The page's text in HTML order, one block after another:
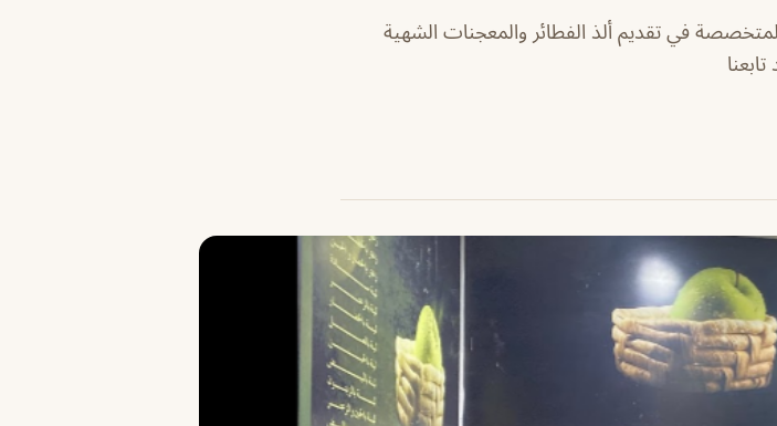
في تقديم ألذ الفطائر والمعجنات الشهية